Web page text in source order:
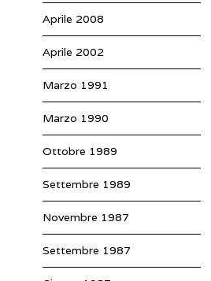
Aprile 2008
Aprile 2002
Marzo 1991
Marzo 1990
Ottobre 1989
Settembre 1989
Novembre 1987
Settembre 1987